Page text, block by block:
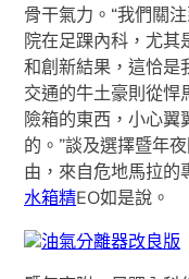
骨干氣力。“我們關
院在足踝內科，尤其
和創新結果，這恰是
交通的牛土豪則從悍
險箱的東西，小心翼
的。”談及選擇暨年
由，來自危地馬拉的
水箱精EO如是說。
油氣分離器改良版